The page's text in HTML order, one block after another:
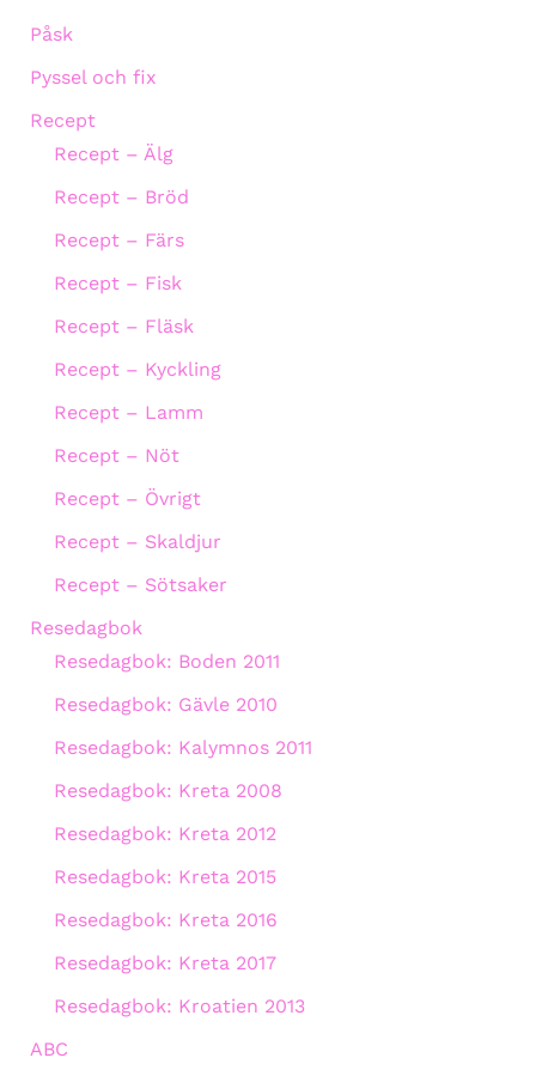
Påsk
Pyssel och fix
Recept
Recept – Älg
Recept – Bröd
Recept – Färs
Recept – Fisk
Recept – Fläsk
Recept – Kyckling
Recept – Lamm
Recept – Nöt
Recept – Övrigt
Recept – Skaldjur
Recept – Sötsaker
Resedagbok
Resedagbok: Boden 2011
Resedagbok: Gävle 2010
Resedagbok: Kalymnos 2011
Resedagbok: Kreta 2008
Resedagbok: Kreta 2012
Resedagbok: Kreta 2015
Resedagbok: Kreta 2016
Resedagbok: Kreta 2017
Resedagbok: Kroatien 2013
ABC